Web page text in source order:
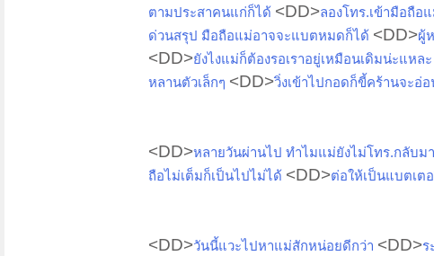
ตามประสาคนแก่ก็ได้ <DD>ลองโทร.เข้ามือถือ
ด่วนสรุป มือถือแม่อาจจะแบตหมดก็ได้ <DD>ผู้
<DD>ยังไงแม่ก็ต้องรอเราอยู่เหมือนเดิมน่ะแหล
หลานตัวเล็กๆ <DD>วิ่งเข้าไปกอดก็ขี้คร้านจะอ่
<DD>หลายวันผ่านไป ทำไมแม่ยังไม่โทร.กลับม
ถือไม่เต็มก็เป็นไปไม่ได้ <DD>ต่อให้เป็นแบตเต
<DD>วันนี้แวะไปหาแม่สักหน่อยดีกว่า <DD>ร